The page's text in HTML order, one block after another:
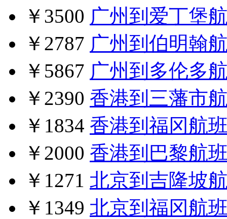
￥3500 广州到爱丁堡
￥2787 广州到伯明翰
￥5867 广州到多伦多
￥2390 香港到三藩市
￥1834 香港到福冈航
￥2000 香港到巴黎航
￥1271 北京到吉隆坡
￥1349 北京到福冈航